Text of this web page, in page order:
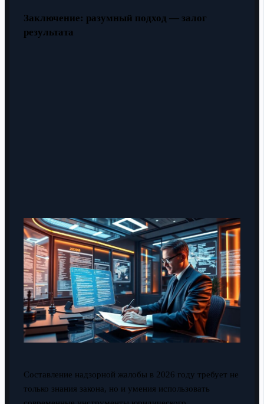
Заключение: разумный подход — залог
результата
Составление надзорной жалобы в 2026 году требует не
только знания закона, но и умения использовать